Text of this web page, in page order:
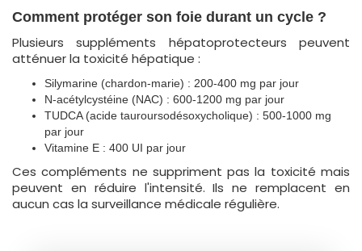
Comment protéger son foie durant un cycle ?
Plusieurs suppléments hépatoprotecteurs peuvent
atténuer la toxicité hépatique :
Silymarine (chardon-marie) : 200-400 mg par jour
N-acétylcystéine (NAC) : 600-1200 mg par jour
TUDCA (acide tauroursodésoxycholique) : 500-1000 mg
par jour
Vitamine E : 400 UI par jour
Ces compléments ne suppriment pas la toxicité mais
peuvent en réduire l'intensité. Ils ne remplacent en
aucun cas la surveillance médicale régulière.